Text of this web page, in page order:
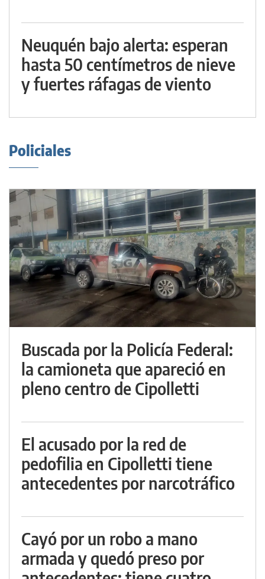
Neuquén bajo alerta: esperan
hasta 50 centímetros de nieve
y fuertes ráfagas de viento
Policiales
Buscada por la Policía Federal:
la camioneta que apareció en
pleno centro de Cipolletti
El acusado por la red de
pedofilia en Cipolletti tiene
antecedentes por narcotráfico
Cayó por un robo a mano
armada y quedó preso por